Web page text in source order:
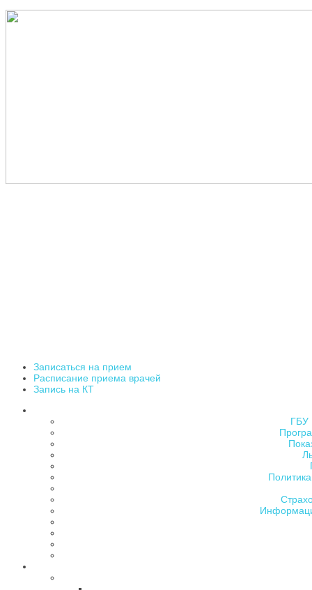
Записаться на прием
Расписание приема врачей
Запись на КТ
ГБУ